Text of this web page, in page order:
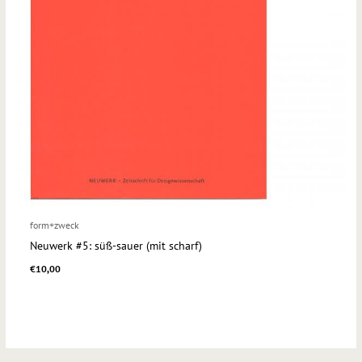
form+zweck
Neuwerk #5: süß-sauer (mit scharf)
€10,00